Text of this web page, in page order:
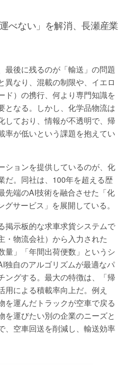
べない」を解消、長瀬産業
最後に残るのが「輸送」の問題
異なり、混載の制限や、イエロ
ド）の携行、何より専門知識を
となる。しかし、化学品物流は
しており、情報が不透明で、帰
率が低いという課題を抱えてい
ションを提供しているのが、化
だ。同社は、100年を超える歴
先端のAI技術を融合させた「化
サービス」を展開している。
掲示板的な求車求貨システムで
・物流会社）から入力された
量」「年間出荷便数」というシ
独自のアルゴリズムが最適なパ
ングする。最大の特徴は、「帰
用による積載率向上だ。例え
を運んだトラックが空車で戻る
を運びたい別の企業のニーズと
、空車回送を削減し、輸送効率